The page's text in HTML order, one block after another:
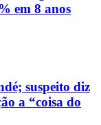
em 8 anos
suspeito diz
a “coisa do